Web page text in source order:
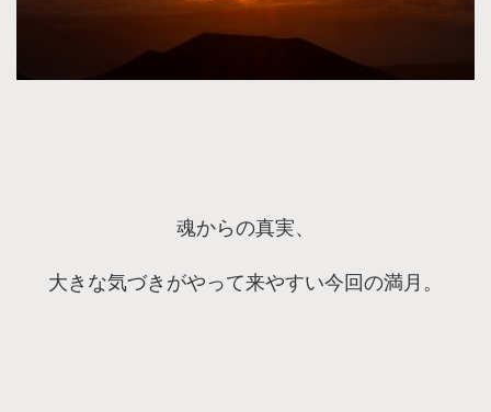
魂からの真実、
大きな気づきがやって来やすい今回の満月。